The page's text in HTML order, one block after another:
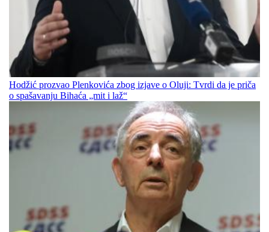
Hodžić prozvao Plenkovića zbog izjave o Oluji: Tvrdi da je priča
o spašavanju Bihaća „mit i laž“